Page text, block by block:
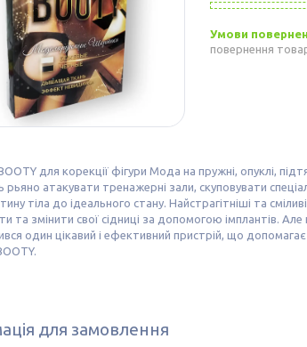
повернення
для корекції фігури Мода на пружні, опуклі,
атакувати тренажерні зали, скуповувати
тіла до ідеального стану. Найстрагітніші та
та змінити свої сідниці за допомогою імплантів.
один цікавий і ефективний пристрій, що
для замовлення